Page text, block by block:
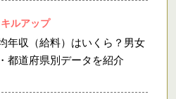
ルアップ
年収（給料）はいくら？男女
都道府県別データを紹介